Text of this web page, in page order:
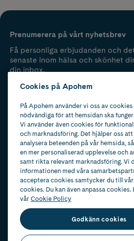
Prenumerera på vårt nyhetsbrev
Få personliga erbjudanden och
senaste inom hälsa och skönhet
din inbox.
Cookies på Apohem
På Apohem använder vi oss av cookies
nödvändiga för att hemsidan ska
Vi använder även cookies för
och marknadsföring. Det hjälper oss
analysera beteenden på vår hemsida,
en mer personaliserad upplevelse och
samt rikta relevant marknadsföring. Vi
informationen med våra
acceptera cookies samtycker du till
cookies. Du kan även anpassa cookies.
vårCookie Policy
Godkänn cookies